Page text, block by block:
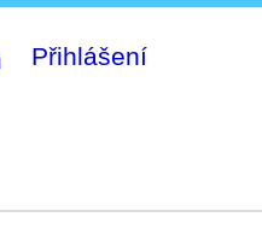
Přihlášení